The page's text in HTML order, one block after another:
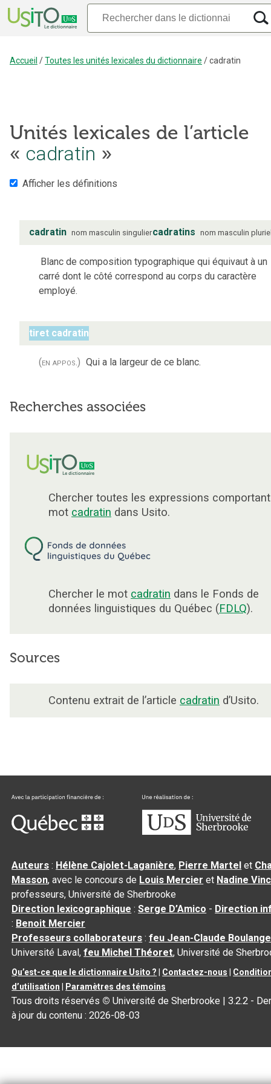
Accueil /Toutes les unités lexicales du dictionnaire /cadratin
Unités lexicales de l’article
« cadratin »
Afficher les définitions
cadratin nom masculin singuliercadratins nom masculin
Blanc de composition typographique qui équivaut à un
carré dont le côté correspond au corps du caractère
employé.
tiret cadratin
(en appos.) Qui a la largeur de ce blanc.
Recherches associées
Chercher toutes les expressions
mot cadratin dans Usito.
Chercher le mot cadratin dans le Fonds de
données linguistiques du Québec (FDLQ).
Sources
Contenu extrait de l’article cadratin d’Usito.
Auteurs : Hélène Cajolet-Laganière, Pierre Martel et
Masson, avec le concours de Louis Mercier et Nadine
professeurs, Université de Sherbrooke
Direction lexicographique :Serge D’Amico - Direction
: Benoit Mercier
Professeurs collaborateurs :feu Jean-Claude
Université Laval,feu Michel Théoret, Université de
Qu’est-ce que le dictionnaire Usito ? Contactez-nous
d’utilisation
Paramètres des témoins
Tous droits réservés © Université de Sherbrooke |3.2.2 -
à jour du contenu :2026-08-03